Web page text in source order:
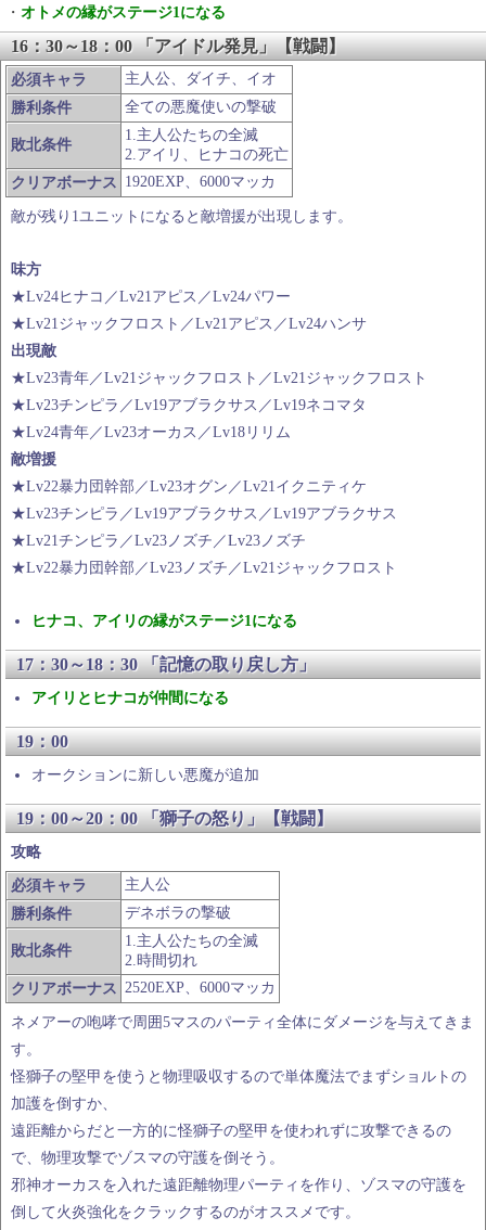
・ オトメの縁がステージ1になる
16：30～18：00 「アイドル発見」【戦闘】
必須キャラ
主人公、ダイチ、イオ
勝利条件
全ての悪魔使いの撃破
敗北条件
1.主人公たちの全滅
2.アイリ、ヒナコの死亡
クリアボーナス 1920EXP、6000マッカ
敵が残り1ユニットになると敵増援が出現します。
味方
★Lv24ヒナコ／Lv21アピス／Lv24パワー
★Lv21ジャックフロスト／Lv21アピス／Lv24ハンサ
出現敵
★Lv23青年／Lv21ジャックフロスト／Lv21ジャックフロスト
★Lv23チンピラ／Lv19アブラクサス／Lv19ネコマタ
★Lv24青年／Lv23オーカス／Lv18リリム
敵増援
★Lv22暴力団幹部／Lv23オグン／Lv21イクニティケ
★Lv23チンピラ／Lv19アブラクサス／Lv19アブラクサス
★Lv21チンピラ／Lv23ノズチ／Lv23ノズチ
★Lv22暴力団幹部／Lv23ノズチ／Lv21ジャックフロスト
ヒナコ、アイリの縁がステージ1になる
17：30～18：30 「記憶の取り戻し方」
アイリとヒナコが仲間になる
19：00
オークションに新しい悪魔が追加
19：00～20：00 「獅子の怒り」【戦闘】
攻略
必須キャラ
主人公
勝利条件
デネボラの撃破
敗北条件
1.主人公たちの全滅
2.時間切れ
クリアボーナス 2520EXP、6000マッカ
ネメアーの咆哮で周囲5マスのパーティ全体にダメージを与えてきま
す。
怪獅子の堅甲を使うと物理吸収するので単体魔法でまずショルトの
加護を倒すか、
遠距離からだと一方的に怪獅子の堅甲を使われずに攻撃できるの
で、物理攻撃でゾスマの守護を倒そう。
邪神オーカスを入れた遠距離物理パーティを作り、ゾスマの守護を
倒して火炎強化をクラックするのがオススメです。